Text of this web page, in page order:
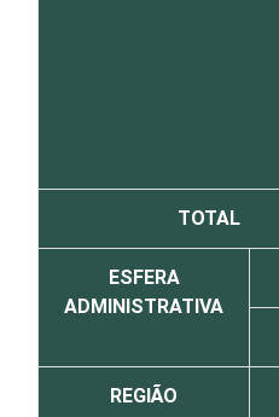
TOTAL
ESFERA
ADMINISTRATIVA
REGIÃO